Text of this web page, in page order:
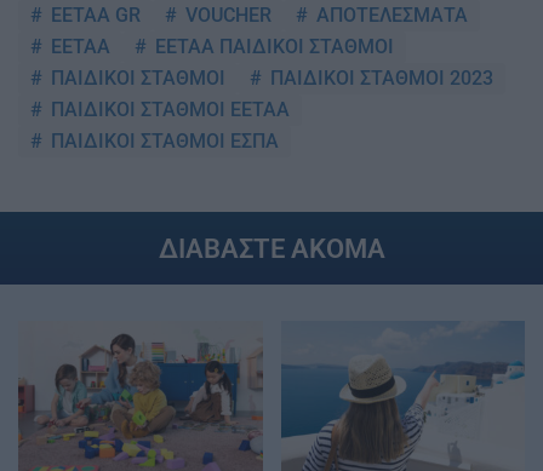
EETAA GR
VOUCHER
ΑΠΟΤΕΛΕΣΜΑΤΑ
ΕΕΤΑΑ
ΕΕΤΑΑ ΠΑΙΔΙΚΟΙ ΣΤΑΘΜΟΙ
ΠΑΙΔΙΚΟΙ ΣΤΑΘΜΟΙ
ΠΑΙΔΙΚΟΙ ΣΤΑΘΜΟΙ 2023
ΠΑΙΔΙΚΟΙ ΣΤΑΘΜΟΙ ΕΕΤΑΑ
ΠΑΙΔΙΚΟΙ ΣΤΑΘΜΟΙ ΕΣΠΑ
ΔΙΑΒΑΣΤΕ ΑΚΟΜΑ